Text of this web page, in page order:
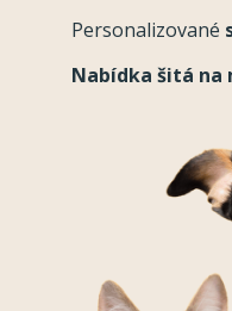
Personalizované
Nabídka šitá na